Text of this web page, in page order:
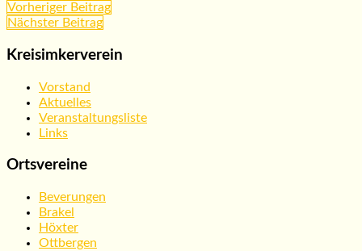
Beitragsnavigation
Vorheriger Beitrag
Nächster Beitrag
Kreisimkerverein
Vorstand
Aktuelles
Veranstaltungsliste
Links
Ortsvereine
Beverungen
Brakel
Höxter
Ottbergen